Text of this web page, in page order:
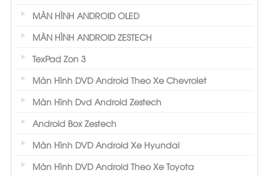
MÀN HÌNH ANDROID OLED
MÀN HÌNH ANDROID ZESTECH
TexPad Zon 3
Màn Hình DVD Android Theo Xe Chevrolet
Màn Hình Dvd Android Zestech
Android Box Zestech
Màn Hình DVD Android Xe Hyundai
Màn Hình DVD Android Theo Xe Toyota